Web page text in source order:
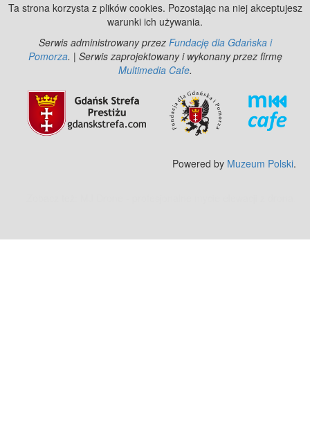
Ta strona korzysta z plików cookies. Pozostając na niej akceptujesz
warunki ich używania.
Serwis administrowany przez Fundację dla Gdańska i
Pomorza. | Serwis zaprojektowany i wykonany przez firmę
Multimedia Cafe.
Powered by Muzeum Polski.